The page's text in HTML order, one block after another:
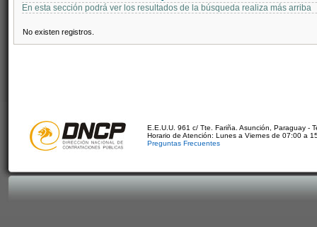
En esta sección podrá ver los resultados de la búsqueda realiza más arriba
No existen registros.
E.E.U.U. 961 c/ Tte. Fariña. Asunción, Paraguay -
Horario de Atención: Lunes a Viernes de 07:00 a
Preguntas Frecuentes